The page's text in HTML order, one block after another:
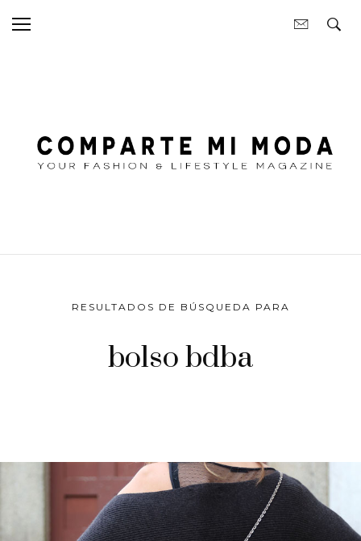
RESULTADOS DE BÚSQUEDA PARA
bolso bdba